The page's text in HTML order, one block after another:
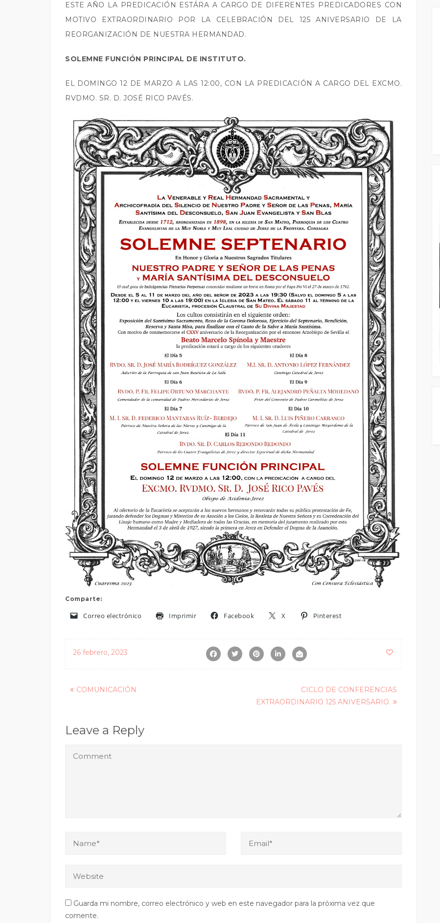
ESTE AÑO LA PREDICACIÓN ESTÁRA A CARGO DE DIFERENTES PREDICADORES CON
MOTIVO EXTRAORDINARIO POR LA CELEBRACIÓN DEL 125 ANIVERSARIO DE LA
REORGANIZACIÓN DE NUESTRA HERMANDAD.
SOLEMNE FUNCIÓN PRINCIPAL DE INSTITUTO.
EL DOMINGO 12 DE MARZO A LAS 12:00, CON LA PREDICACIÓN A CARGO DEL EXCMO.
RVDMO. SR. D. JOSÉ RICO PAVÉS.
Comparte:
Correo electrónico Imprimir Facebook X Pinterest
26 febrero, 2023
Posts
COMUNICACIÓN
CICLO DE CONFERENCIAS
EXTRAORDINARIO 125 ANIVERSARIO.
Leave a Reply
Guarda mi nombre, correo electrónico y web en este navegador para la próxima vez que
comente.